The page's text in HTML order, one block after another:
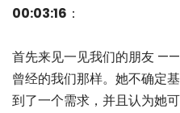
00:03:16 ：
首先来见一见我们的朋友
曾经的我们那样。她不确定
到了一个需求，并且认为她